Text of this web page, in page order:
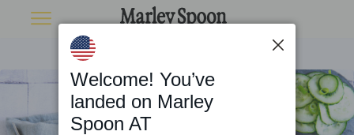
Welcome! You’ve
landed on Marley
Spoon AT